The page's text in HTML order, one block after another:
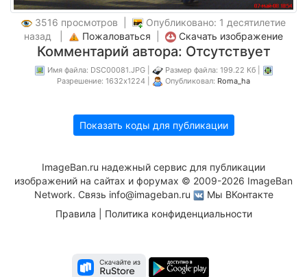
3516 просмотров |
Опубликовано: 1 десятилетие
назад |
Пожаловаться Скачать изображение
Комментарий автора: Отсутствует
Имя файла: DSC00081.JPG |
Размер файла: 199.22 Кб |
Разрешение: 1632x1224 |
Опубликовал: Roma_ha
Показать коды для публикации
ImageBan.ru надежный сервис для публикации
изображений на сайтах и форумах © 2009-2026 ImageBan
Network. Связь info@imageban.ru
Мы ВКонтакте
Правила
Политика конфиденциальности